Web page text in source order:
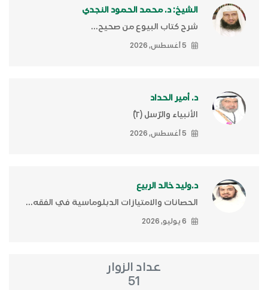
الشيخ: د. محمد الحمود النجدي
شرح كتاب البيوع من صحيح...
5 أغسطس, 2026
د. أمير الحداد
الأنبياء والرّسل (٢)ّ
5 أغسطس, 2026
د.وليد خالد الربيع
الحصانات والامتيازات الدبلوماسية في الفقه...
6 يوليو, 2026
عداد الزوار
51